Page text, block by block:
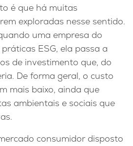
é que há muitas
exploradas nesse sentido.
uma empresa do
ESG, ela passa a
de investimento que, do
De forma geral, o custo
mais baixo, ainda que
ambientais e sociais que
consumidor disposto